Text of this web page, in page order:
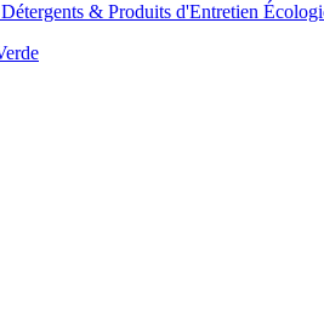
Détergents & Produits d'Entretien